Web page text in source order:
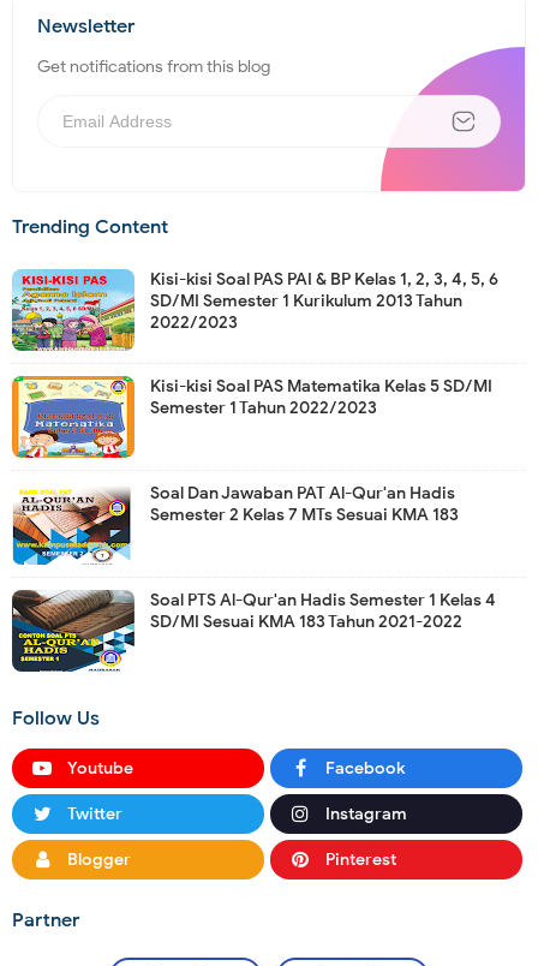
Newsletter
Get notifications from this blog
Trending Content
Kisi-kisi Soal PAS PAI & BP Kelas 1, 2, 3, 4, 5, 6
SD/MI Semester 1 Kurikulum 2013 Tahun
2022/2023
Kisi-kisi Soal PAS Matematika Kelas 5 SD/MI
Semester 1 Tahun 2022/2023
Soal Dan Jawaban PAT Al-Qur'an Hadis
Semester 2 Kelas 7 MTs Sesuai KMA 183
Soal PTS Al-Qur'an Hadis Semester 1 Kelas 4
SD/MI Sesuai KMA 183 Tahun 2021-2022
Follow Us
Youtube Facebook
Twitter Instagram
Blogger Pinterest
Partner